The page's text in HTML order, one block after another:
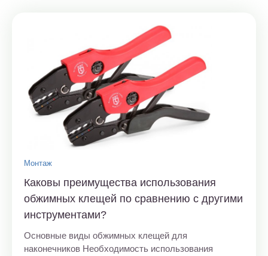
Монтаж
Каковы преимущества использования
обжимных клещей по сравнению с другими
инструментами?
Основные виды обжимных клещей для
наконечников Необходимость использования